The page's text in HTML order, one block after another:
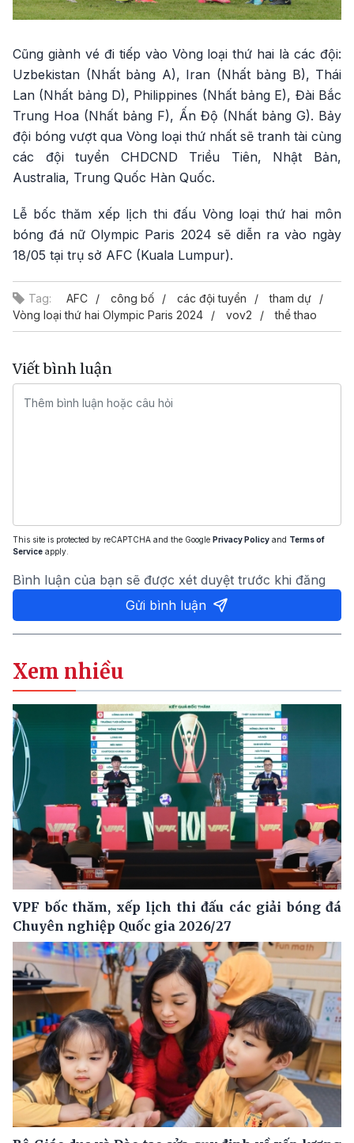
Cũng giành vé đi tiếp vào Vòng loại thứ hai là các đội:
Uzbekistan (Nhất bảng A), Iran (Nhất bảng B), Thái
Lan (Nhất bảng D), Philippines (Nhất bảng E), Đài Bắc
Trung Hoa (Nhất bảng F), Ấn Độ (Nhất bảng G). Bảy
đội bóng vượt qua Vòng loại thứ nhất sẽ tranh tài cùng
các đội tuyển CHDCND Triều Tiên, Nhật Bản,
Australia, Trung Quốc Hàn Quốc.
Lễ bốc thăm xếp lịch thi đấu Vòng loại thứ hai môn
bóng đá nữ Olympic Paris 2024 sẽ diễn ra vào ngày
18/05 tại trụ sở AFC (Kuala Lumpur).
Tag: AFC công bố các đội tuyển
tham dự
Vòng loại thứ hai Olympic Paris 2024
vov2 thể thao
Viết bình luận
This site is protected by reCAPTCHA and the Google Privacy Policy and Terms of
Service apply.
Bình luận của bạn sẽ được xét duyệt trước khi đăng
Gửi bình luận
Xem nhiều
VPF bốc thăm, xếp lịch thi đấu các giải bóng đá
Chuyên nghiệp Quốc gia 2026/27